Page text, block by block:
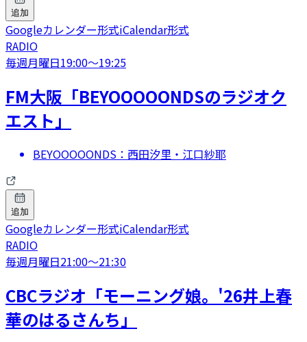
追加
Googleカレンダー形式iCalendar形式
RADIO
毎週月曜日19:00〜19:25
FM大阪「BEYOOOOONDSのラジオク
エスト」
BEYOOOOONDS：西田汐里・江口紗耶
追加
Googleカレンダー形式iCalendar形式
RADIO
毎週月曜日21:00〜21:30
CBCラジオ「モーニング娘。'26井上春
華のはるさんち」